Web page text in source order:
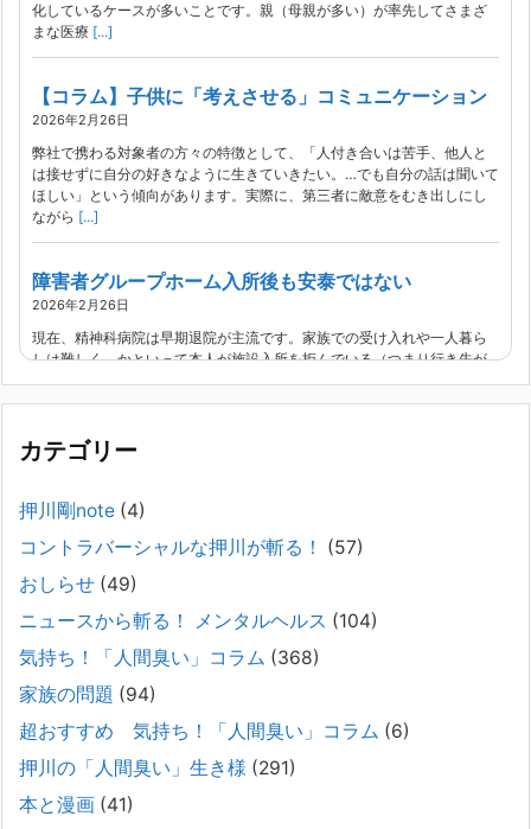
化しているケースが多いことです。親（母親が多い）が率先してさまざ
まな医療 [...]
【コラム】子供に「考えさせる」コミュニケーション
2026年2月26日
弊社で携わる対象者の方々の特徴として、「人付き合いは苦手、他人と
は接せずに自分の好きなように生きていきたい。…でも自分の話は聞いて
ほしい」という傾向があります。実際に、第三者に敵意をむき出しにし
ながら [...]
障害者グループホーム入所後も安泰ではない
2026年2月26日
現在、精神科病院は早期退院が主流です。家族での受け入れや一人暮ら
しは難しく、かといって本人が施設入所を拒んでいる（つまり行き先が
見つかっていない）ような場合でも、病院から退院を急かされ、家族が
困ってし[...]
精神科から「退院できます」と言われた家族へ──退院
後の安全設計
2026年2月21日
通常価格 2,980円 → 今だけ 1,480円（50％OFF）こちらのnoteは、
（株）トキワ精神保健事務所（所長：押川剛）が支援の現場で行なって
きた実務対応を、家族向けに整理しています。 続きをみ
#042 精神疾患の子どもと健全なコミュニケーション
がとれない（母娘編）。
弊社は、病識のない重篤な精神疾患を抱えるご家族からのご相談を受
け、長年にわたり精神科医療へのアクセスの仕方や問題解決に取り組ん
い場合、家[...]
カテゴリー
押川剛note (4)
コントラバーシャルな押川が斬る！
(57)
おしらせ (49)
ニュースから斬る！ メンタルヘルス (104)
気持ち！「人間臭い」コラム (368)
家族の問題 (94)
超おすすめ 気持ち！「人間臭い」コラム (6)
押川の「人間臭い」生き様 (291)
本と漫画 (41)